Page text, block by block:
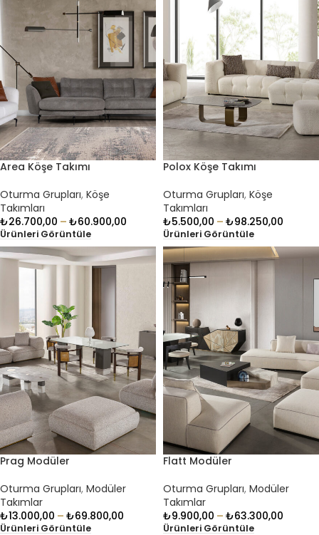
Area Köşe Takımı
Oturma Grupları, Köşe
Takımları
₺26.700,00 – ₺60.900,00
Ürünleri Görüntüle
Polox Köşe Takımı
Oturma Grupları, Köşe
Takımları
₺5.500,00 – ₺98.250,00
Ürünleri Görüntüle
Prag Modüler
Oturma Grupları, Modüler
Takımlar
₺13.000,00 – ₺69.800,00
Ürünleri Görüntüle
Flatt Modüler
Oturma Grupları, Modüler
Takımlar
₺9.900,00 – ₺63.300,00
Ürünleri Görüntüle